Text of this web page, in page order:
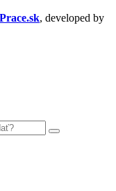
, developed by